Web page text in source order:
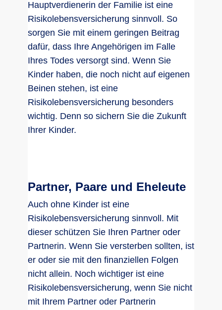
Hauptverdienerin der Familie ist eine
Risikolebensversicherung sinnvoll. So
sorgen Sie mit einem geringen Beitrag
dafür, dass Ihre Angehörigen im Falle
Ihres Todes versorgt sind. Wenn Sie
Kinder haben, die noch nicht auf eigenen
Beinen stehen, ist eine
Risikolebensversicherung besonders
wichtig. Denn so sichern Sie die Zukunft
Ihrer Kinder.
Partner, Paare und Eheleute
Auch ohne Kinder ist eine
Risikolebensversicherung sinnvoll. Mit
dieser schützen Sie Ihren Partner oder
Partnerin. Wenn Sie versterben sollten, ist
er oder sie mit den finanziellen Folgen
nicht allein. Noch wichtiger ist eine
Risikolebensversicherung, wenn Sie nicht
mit Ihrem Partner oder Partnerin